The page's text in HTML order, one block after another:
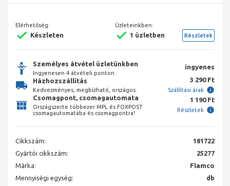
Elérhetőség:
Készleten
Üzleteinkben:
1 üzletben Részletek
Személyes átvétel üzletünkben
Ingyenesen 4 átvételi ponton.
ingyenes
Házhozszállítás
Kedvezményes, megbízható, országos.
3 290 Ft
Szállítási árak
Csomagpont, csomagautomata
Országszerte többezer MPL és FOXPOST
csomagautomatába és csomagpontra!
1 190 Ft
Részletek
Cikkszám:
181722
Gyártói cikkszám:
25277
Márka:
Flamco
Mennyiségi egység:
db